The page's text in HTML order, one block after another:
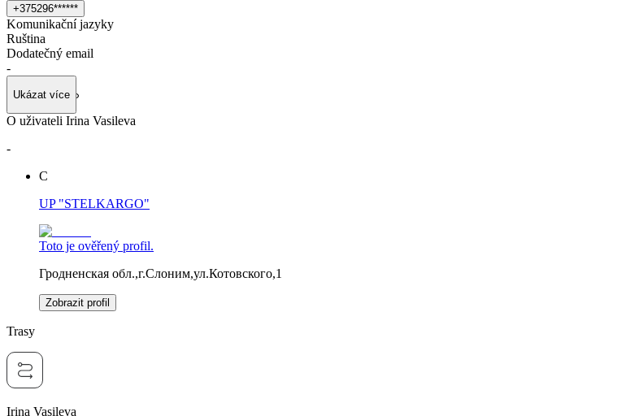
+375296******
Komunikační jazyky
Ruština
Dodatečný email
-
Ukázat více
O uživateli Irina Vasileva
-
С
UP "STELKARGO"
Toto je ověřený profil.
Гродненская обл.,г.Слоним,ул.Котовского,1
Zobrazit profil
Trasy
Irina Vasileva